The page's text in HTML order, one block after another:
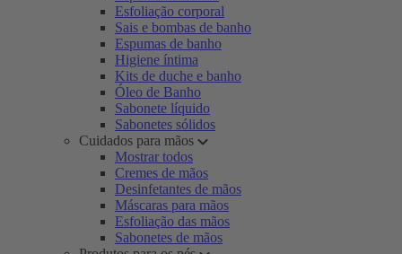
Esfoliação corporal
Sais e bombas de banho
Espumas de banho
Higiene íntima
Kits de duche e banho
Óleo de Banho
Sabonete líquido
Sabonetes sólidos
Cuidados para mãos
Mostrar todos
Cremes de mãos
Desinfetantes de mãos
Máscaras para mãos
Esfoliação das mãos
Sabonetes de mãos